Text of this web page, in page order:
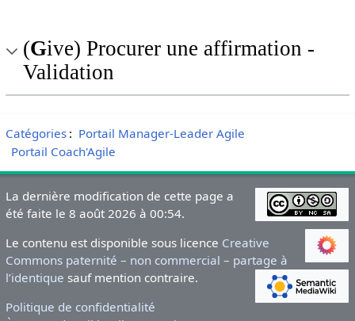
(Give) Procurer une affirmation -
Validation
Catégories: Portail Manager-Leader Agile
Portail Coach'Agile
La dernière modification de cette page a
été faite le 8 août 2026 à 00:54.
Le contenu est disponible sous licence Creative
Commons paternité – non commercial – partage à
l’identique sauf mention contraire.
Politique de confidentialité